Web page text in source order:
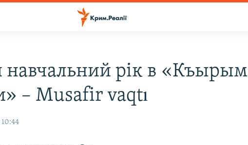
рік в «Къырым
– Musafir vaqtı
10:44